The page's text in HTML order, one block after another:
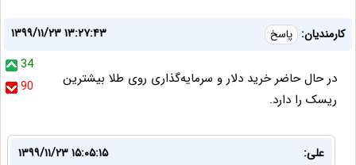
کارمندیان: پاسخ
۱۳۹۹/۱۱/۲۳ ۱۳:۲۷:۴۳
34
90
در حال حاضر خرید دلار و سرمایه‌گذاری روی طلا بیشترین
ریسک را دارد.
علی:
۱۳۹۹/۱۱/۲۳ ۱۵:۰۵:۱۵